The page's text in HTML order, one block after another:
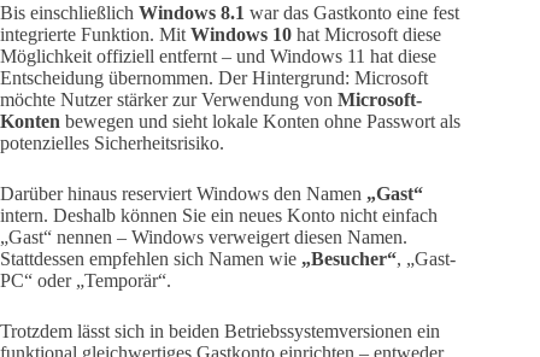
Bis einschließlich Windows 8.1 war das Gastkonto eine fest
integrierte Funktion. Mit Windows 10 hat Microsoft diese
Möglichkeit offiziell entfernt – und Windows 11 hat diese
Entscheidung übernommen. Der Hintergrund: Microsoft
möchte Nutzer stärker zur Verwendung von Microsoft-
Konten bewegen und sieht lokale Konten ohne Passwort als
potenzielles Sicherheitsrisiko.
Darüber hinaus reserviert Windows den Namen „Gast“
intern. Deshalb können Sie ein neues Konto nicht einfach
„Gast“ nennen – Windows verweigert diesen Namen.
Stattdessen empfehlen sich Namen wie „Besucher“, „Gast-
PC“ oder „Temporär“.
Trotzdem lässt sich in beiden Betriebssystemversionen ein
funktional gleichwertiges Gastkonto einrichten – entweder